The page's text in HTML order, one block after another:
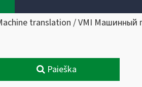
translation / VMI
Paieška